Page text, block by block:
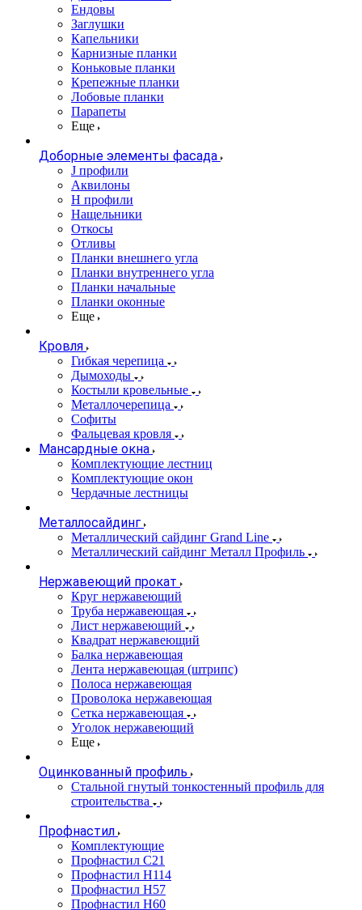
Ендовы
Заглушки
Капельники
Карнизные планки
Коньковые планки
Крепежные планки
Лобовые планки
Парапеты
Еще
Доборные элементы фасада
J профили
Аквилоны
Н профили
Нащельники
Откосы
Отливы
Планки внешнего угла
Планки внутреннего угла
Планки начальные
Планки оконные
Еще
Кровля
Гибкая черепица
Дымоходы
Костыли кровельные
Металлочерепица
Софиты
Фальцевая кровля
Мансардные окна
Комплектующие лестниц
Комплектующие окон
Чердачные лестницы
Металлосайдинг
Металлический сайдинг Grand Line
Металлический сайдинг Металл Профиль
Нержавеющий прокат
Круг нержавеющий
Труба нержавеющая
Лист нержавеющий
Квадрат нержавеющий
Балка нержавеющая
Лента нержавеющая (штрипс)
Полоса нержавеющая
Проволока нержавеющая
Сетка нержавеющая
Уголок нержавеющий
Еще
Оцинкованный профиль
Стальной гнутый тонкостенный профиль для
строительства
Профнастил
Комплектующие
Профнастил C21
Профнастил Н114
Профнастил Н57
Профнастил Н60